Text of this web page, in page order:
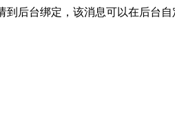
到后台绑定，该消息可以在后台自